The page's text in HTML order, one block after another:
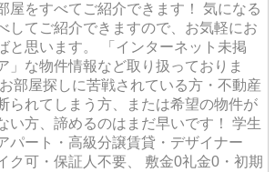
屋をすべてご紹介できます！ 気になる
してご紹介できますので、お気軽にお
と思います。 「インターネット未掲
」な物件情報など取り扱っておりま
部屋探しに苦戦されている方・不動産
られてしまう方、または希望の物件が
い方、諦めるのはまだ早いです！ 学生
パート・高級分譲賃貸・デザイナー
ク可・保証人不要、 敷金0礼金0・初期